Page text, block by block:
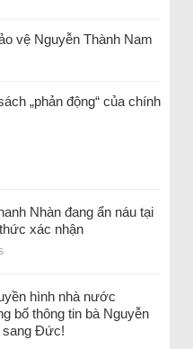
vệ Nguyễn Thành Nam
„phản động“ của chính
Nhàn đang ẩn náu tại
xác nhận
hình nhà nước
bố thông tin bà Nguyễn
sang Đức!